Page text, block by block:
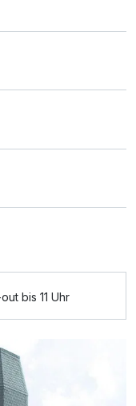
bis 11 Uhr